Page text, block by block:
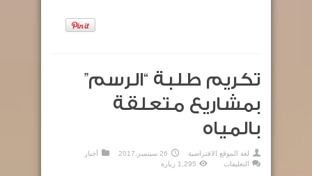
تكريم طلبة “الرسم”
بمشاريع متعلقة
بالمياه
لغة الموقع الافتراضية 26 سبتمبر,2017
أخبار
التعليقات
1,295 زيارة